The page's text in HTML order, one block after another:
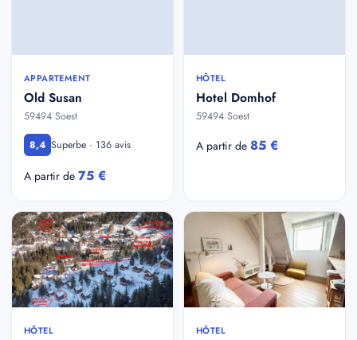
APPARTEMENT
Old Susan
59494 Soest
8,4 Superbe · 136 avis
A partir de 75 €
HÔTEL
Hotel Domhof
59494 Soest
A partir de 85 €
HÔTEL HÔTEL